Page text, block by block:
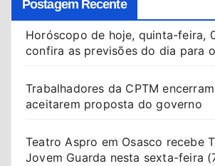
Postagem Recente
Horóscopo de hoje, quinta-feira,
confira as previsões do dia para
Trabalhadores da CPTM
aceitarem proposta do governo
Teatro Aspro em Osasco recebe
Jovem Guarda nesta sexta-feira